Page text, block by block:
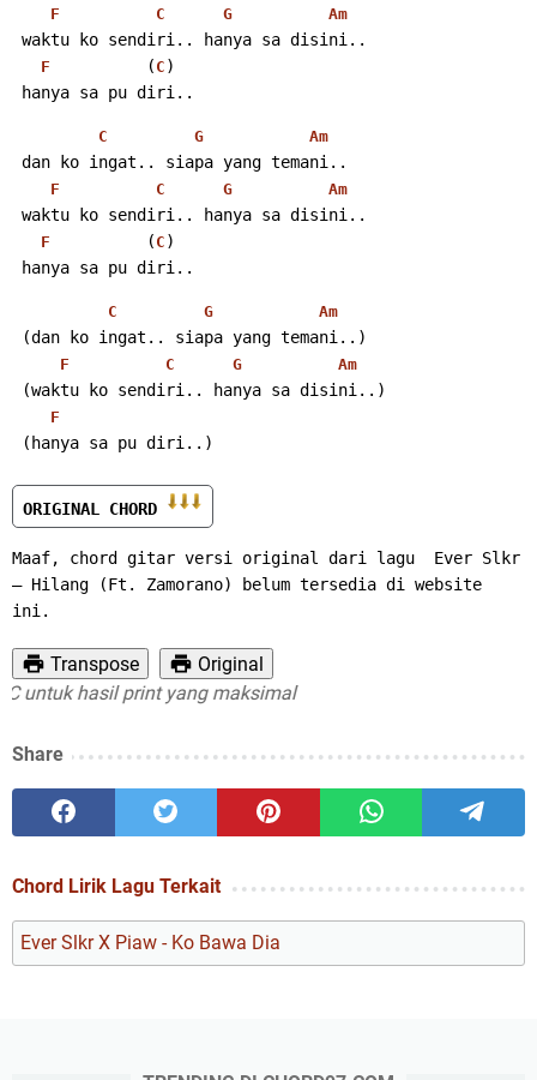
F C G Am
waktu ko sendiri.. hanya sa disini..
F
          (
C )
hanya sa pu diri..
C G Am
dan ko ingat.. siapa yang temani..
F C G Am
waktu ko sendiri.. hanya sa disini..
F
          (
C )
hanya sa pu diri..
C G Am
(dan ko ingat.. siapa yang temani..)
F C G Am
(waktu ko sendiri.. hanya sa disini..)
F
(hanya sa pu diri..)
ORIGINAL CHORD
Maaf, chord gitar versi original dari lagu  Ever Slkr
– Hilang (Ft. Zamorano) belum tersedia di website
ini.
Transpose
Original
hasil print yang maksimal
Share
Chord Lirik Lagu Terkait
Ever Slkr X Piaw - Ko Bawa Dia